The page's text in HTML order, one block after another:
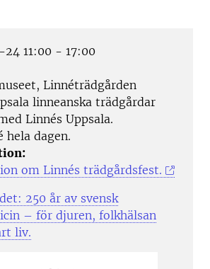
11:00 - 17:00
Linnéträdgården
linneanska trädgårdar
Linnés Uppsala.
hela dagen.
om Linnés trädgårdsfest.
250 år av svensk
– för djuren, folkhälsan
liv.